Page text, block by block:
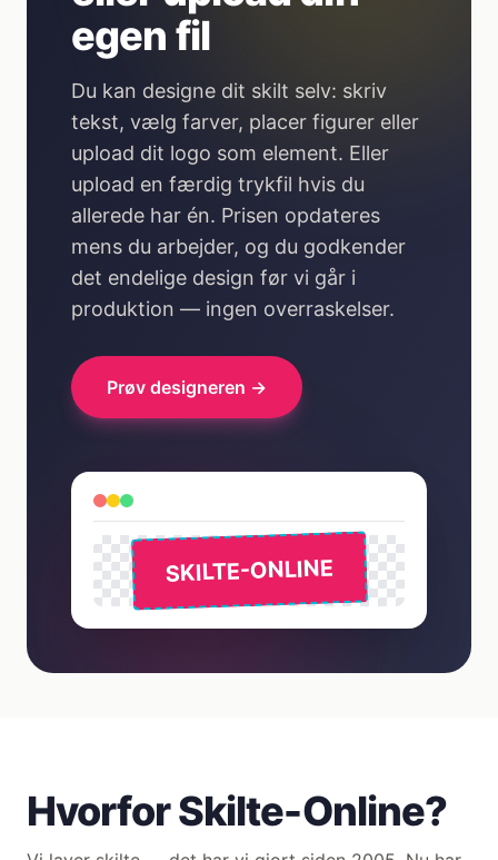
egen fil
Du kan designe dit skilt selv: skriv
tekst, vælg farver, placer figurer eller
upload dit logo som element. Eller
upload en færdig trykfil hvis du
allerede har én. Prisen opdateres
mens du arbejder, og du godkender
det endelige design før vi går i
produktion — ingen overraskelser.
Prøv designeren →
SKILTE-ONLINE
Hvorfor Skilte-Online?